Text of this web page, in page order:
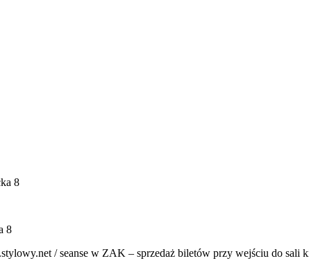
8
8
/ seanse w ZAK – sprzedaż biletów przy wejściu do sali